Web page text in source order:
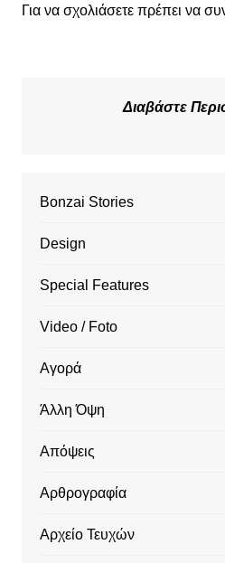
Για να σχολιάσετε πρέπει να
Διαβάστε
Bonzai Stories
Design
Special Features
Video / Foto
Αγορά
Άλλη Όψη
Απόψεις
Αρθρογραφία
Αρχείο Τευχών